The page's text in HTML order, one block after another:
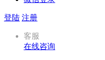
登陆 注册
客服
在线咨询